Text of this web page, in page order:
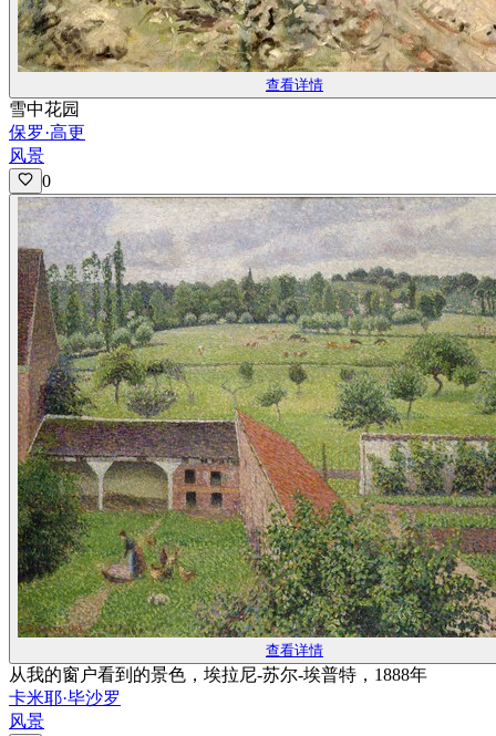
查看详情
雪中花园
保罗·高更
风景
0
查看详情
从我的窗户看到的景色，埃拉尼-苏尔-埃普特，1888年
卡米耶·毕沙罗
风景